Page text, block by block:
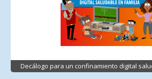
Decálogo para un confinamiento digital